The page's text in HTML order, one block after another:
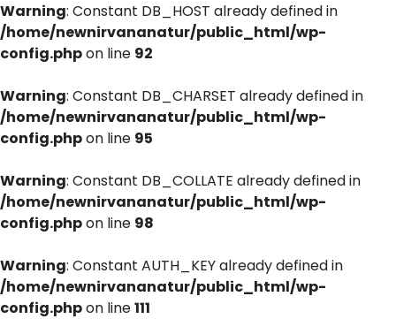
Warning: Constant DB_HOST already defined in
/home/newnirvananatur/public_html/wp-
config.phpon line 92
Warning: Constant DB_CHARSET already defined in
/home/newnirvananatur/public_html/wp-
config.phpon line 95
Warning: Constant DB_COLLATE already defined in
/home/newnirvananatur/public_html/wp-
config.phpon line 98
Warning: Constant AUTH_KEY already defined in
/home/newnirvananatur/public_html/wp-
config.phpon line111